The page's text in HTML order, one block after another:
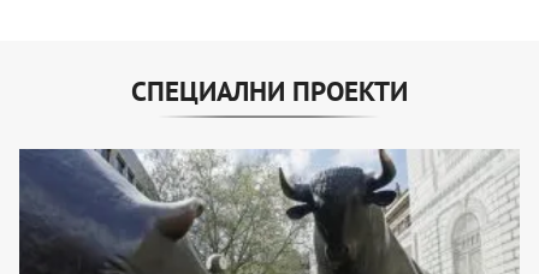
СПЕЦИАЛНИ ПРОЕКТИ